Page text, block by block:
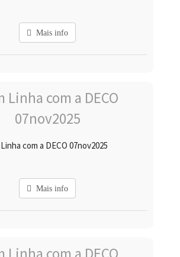
Mais info
com a DECO 07nov2025
Mais info